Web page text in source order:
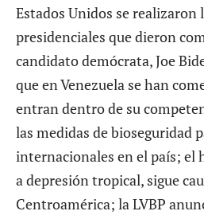
Estados Unidos se realizaron
presidenciales que dieron
candidato demócrata, Joe
que en Venezuela se han
entran dentro de su
las medidas de bioseguridad
internacionales en el país; el
a depresión tropical, sigue
Centroamérica; la LVBP